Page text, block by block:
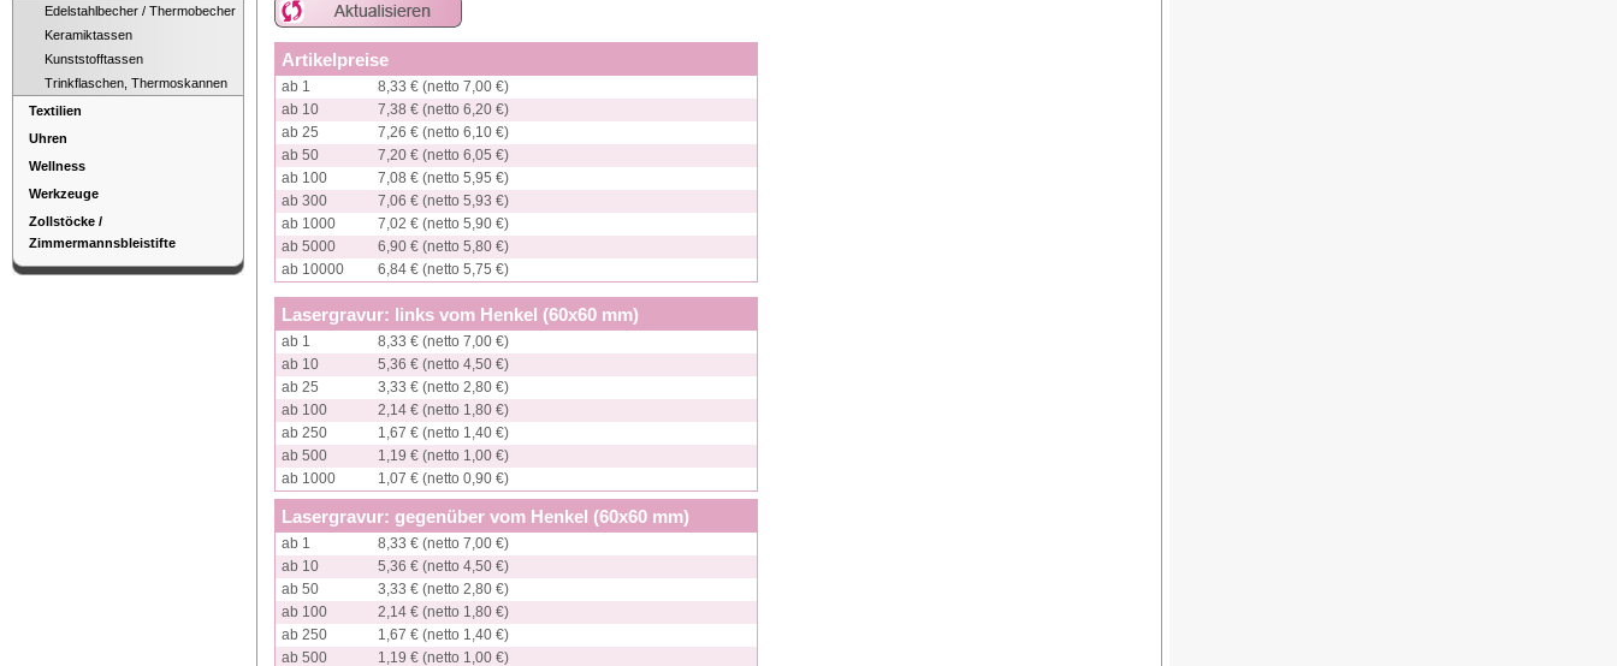
Edelstahlbecher / Thermobecher
Keramiktassen
Kunststofftassen
Trinkflaschen, Thermoskannen
Textilien
Uhren
Wellness
Werkzeuge
Zollstöcke /
Zimmermannsbleistifte
Artikelpreise
ab 1
8,33 € (netto 7,00 €)
ab 10
7,38 € (netto 6,20 €)
ab 25
7,26 € (netto 6,10 €)
ab 50
7,20 € (netto 6,05 €)
ab 100
7,08 € (netto 5,95 €)
ab 300
7,06 € (netto 5,93 €)
ab 1000
7,02 € (netto 5,90 €)
ab 5000
6,90 € (netto 5,80 €)
ab 10000
6,84 € (netto 5,75 €)
Lasergravur: links vom Henkel (60x60 mm)
ab 1
8,33 € (netto 7,00 €)
ab 10
5,36 € (netto 4,50 €)
ab 25
3,33 € (netto 2,80 €)
ab 100
2,14 € (netto 1,80 €)
ab 250
1,67 € (netto 1,40 €)
ab 500
1,19 € (netto 1,00 €)
ab 1000
1,07 € (netto 0,90 €)
Lasergravur: gegenüber vom Henkel (60x60 mm)
ab 1
8,33 € (netto 7,00 €)
ab 10
5,36 € (netto 4,50 €)
ab 50
3,33 € (netto 2,80 €)
ab 100
2,14 € (netto 1,80 €)
ab 250
1,67 € (netto 1,40 €)
ab 500
1,19 € (netto 1,00 €)